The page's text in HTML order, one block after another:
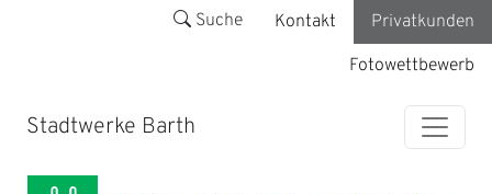
Suche Kontakt
Privatkunden
Fotowettbewerb
Stadtwerke Barth